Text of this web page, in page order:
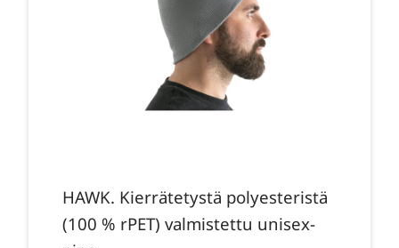
HAWK. Kierrätetystä polyesteristä
(100 % rPET) valmistettu unisex-